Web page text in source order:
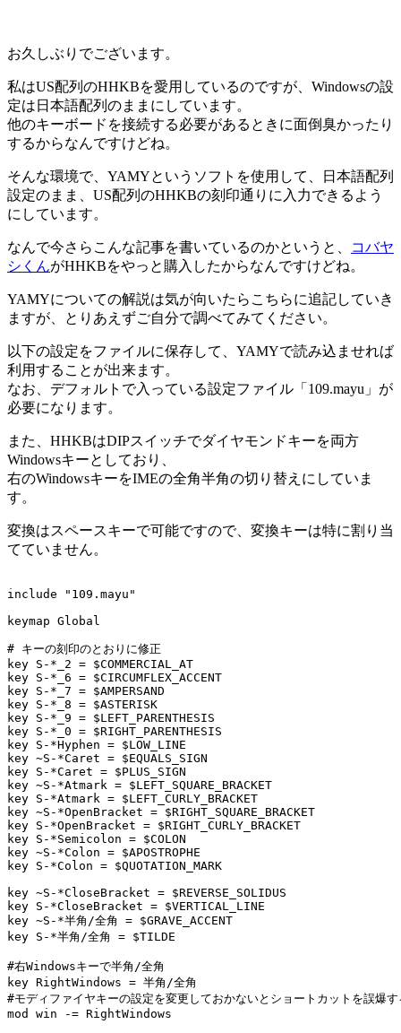
お久しぶりでございます。
私はUS配列のHHKBを愛用しているのですが、Windowsの設
定は日本語配列のままにしています。
他のキーボードを接続する必要があるときに面倒臭かったり
するからなんですけどね。
そんな環境で、YAMYというソフトを使用して、日本語配列
設定のまま、US配列のHHKBの刻印通りに入力できるよう
にしています。
なんで今さらこんな記事を書いているのかというと、
コバヤ
シくんがHHKBをやっと購入したからなんですけどね。
YAMYについての解説は気が向いたらこちらに追記していき
ますが、とりあえずご自分で調べてみてください。
以下の設定をファイルに保存して、YAMYで読み込ませれば
利用することが出来ます。
なお、デフォルトで入っている設定ファイル「109.mayu」が
必要になります。
また、HHKBはDIPスイッチでダイヤモンドキーを両方
Windowsキーとしており、
右のWindowsキーをIMEの全角半角の切り替えにしていま
す。
変換はスペースキーで可能ですので、変換キーは特に割り当
てていません。
include "109.mayu"
keymap Global
# キーの刻印のとおりに修正
key S-*_2 = $COMMERCIAL_AT
key S-*_6 = $CIRCUMFLEX_ACCENT
key S-*_7 = $AMPERSAND
key S-*_8 = $ASTERISK
key S-*_9 = $LEFT_PARENTHESIS
key S-*_0 = $RIGHT_PARENTHESIS
key S-*Hyphen = $LOW_LINE
key ~S-*Caret = $EQUALS_SIGN
key S-*Caret = $PLUS_SIGN
key ~S-*Atmark = $LEFT_SQUARE_BRACKET
key S-*Atmark = $LEFT_CURLY_BRACKET
key ~S-*OpenBracket = $RIGHT_SQUARE_BRACKET
key S-*OpenBracket = $RIGHT_CURLY_BRACKET
key S-*Semicolon = $COLON
key ~S-*Colon = $APOSTROPHE
key S-*Colon = $QUOTATION_MARK
key ~S-*CloseBracket = $REVERSE_SOLIDUS
key S-*CloseBracket = $VERTICAL_LINE
key ~S-*半角/全角 = $GRAVE_ACCENT
key S-*半角/全角 = $TILDE
#右Windowsキーで半角/全角
key RightWindows = 半角/全角
#モディファイヤキーの設定を変更しておかないとショートカットを誤爆す
mod win -= RightWindows